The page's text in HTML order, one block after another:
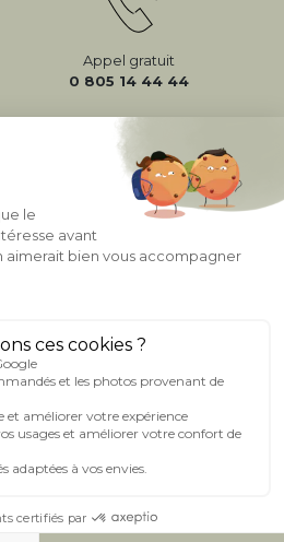
Appel gratuit
0 805 14 44 44